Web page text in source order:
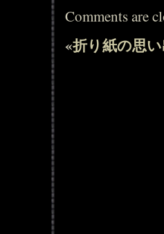
Comments are
«折り紙の思